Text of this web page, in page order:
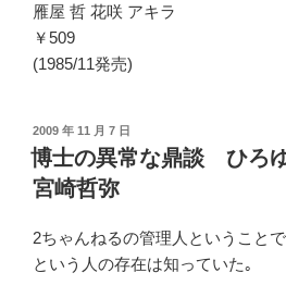
雁屋 哲 花咲 アキラ
￥509
(1985/11発売)
投
稿
日:
2009 年 11 月 7 日
博士の異常な鼎談 ひろ
宮崎哲弥
2ちゃんねるの管理人ということ
という人の存在は知っていた｡